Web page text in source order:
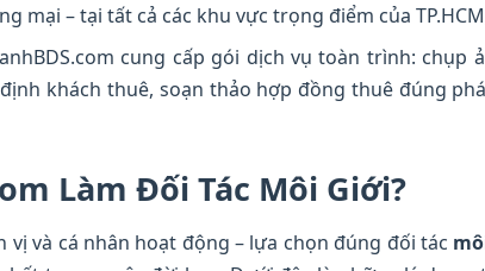
– tại tất cả các khu vực trọng điểm của
cung cấp gói dịch vụ toàn trình: chụp
khách thuê, soạn thảo hợp đồng thuê đúng
Làm Đối Tác Môi Giới?
và cá nhân hoạt động – lựa chọn đúng đối tác